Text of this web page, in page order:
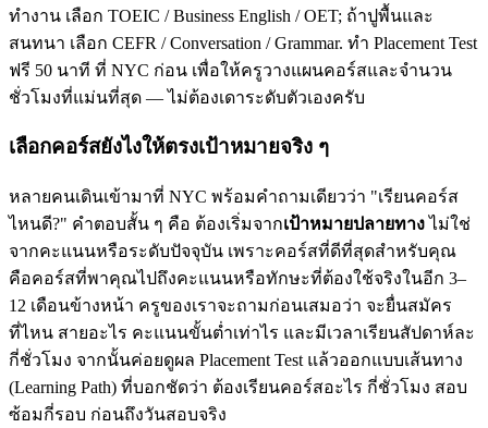
ทำงาน เลือก TOEIC / Business English / OET; ถ้าปูพื้นและ
สนทนา เลือก CEFR / Conversation / Grammar. ทำ Placement Test
ฟรี 50 นาที ที่ NYC ก่อน เพื่อให้ครูวางแผนคอร์สและจำนวน
ชั่วโมงที่แม่นที่สุด — ไม่ต้องเดาระดับตัวเองครับ
เลือกคอร์สยังไงให้ตรงเป้าหมายจริง ๆ
หลายคนเดินเข้ามาที่ NYC พร้อมคำถามเดียวว่า "เรียนคอร์ส
ไหนดี?" คำตอบสั้น ๆ คือ ต้องเริ่มจากเป้าหมายปลายทางไม่ใช่
จากคะแนนหรือระดับปัจจุบัน เพราะคอร์สที่ดีที่สุดสำหรับคุณ
คือคอร์สที่พาคุณไปถึงคะแนนหรือทักษะที่ต้องใช้จริงในอีก 3–
12 เดือนข้างหน้า ครูของเราจะถามก่อนเสมอว่า จะยื่นสมัคร
ที่ไหน สายอะไร คะแนนขั้นต่ำเท่าไร และมีเวลาเรียนสัปดาห์ละ
กี่ชั่วโมง จากนั้นค่อยดูผล Placement Test แล้วออกแบบเส้นทาง
(Learning Path) ที่บอกชัดว่า ต้องเรียนคอร์สอะไร กี่ชั่วโมง สอบ
ซ้อมกี่รอบ ก่อนถึงวันสอบจริง